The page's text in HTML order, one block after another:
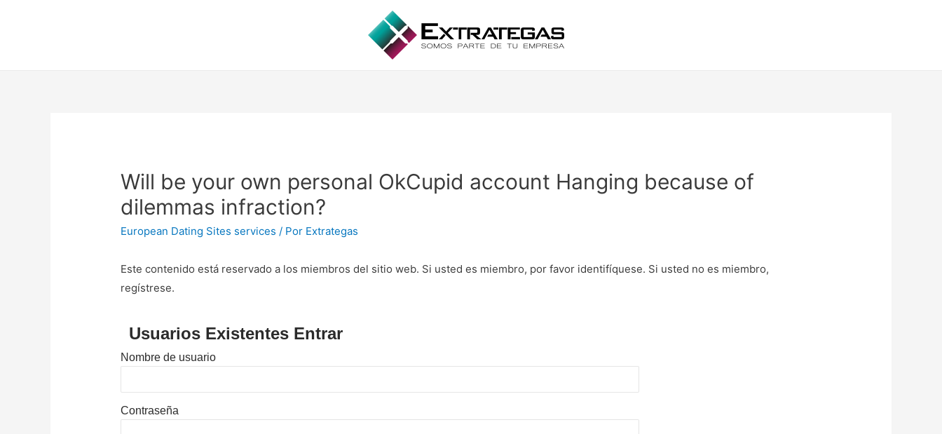
Will be your own personal OkCupid account Hanging because of
dilemmas infraction?
European Dating Sites services / Por Extrategas
Este contenido está reservado a los miembros del sitio web. Si usted es miembro, por favor identifíquese. Si usted no es miembro,
regístrese.
Usuarios Existentes Entrar
Nombre de usuario
Contraseña